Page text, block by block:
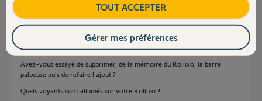
Réponses
Bonjour Gérard,
Avez-vous essayé de supprimer, de la mémoire du Rollixo, la barre
palpeuse puis de refaire l'ajout ?
Quels voyants sont allumés sur votre Rollixo ?
TOUT ACCEPTER
Gérer mes préférences